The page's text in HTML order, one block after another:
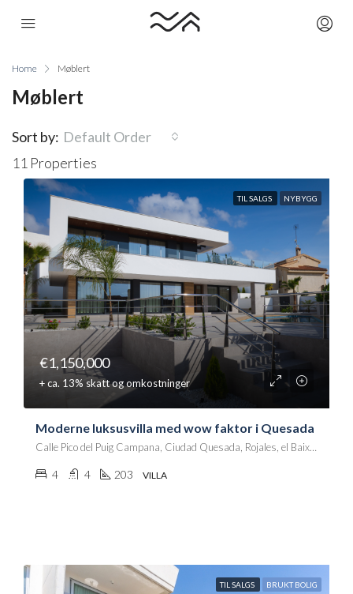
Home Møblert
Møblert
11 Properties
Sort by: Default Order
TIL SALGS NYBYGG
€1,150,000
+ ca. 13% skatt og omkostninger
Moderne luksusvilla med wow faktor i Quesada
Calle Pico del Puig Campana, Ciudad Quesada, Rojales, el Baix Segura / La Vega Baja, Alacant / Alicante, Comunitat Valenciana, 03170, España
4 4 203 VILLA
TIL SALGS BRUKT BOLIG